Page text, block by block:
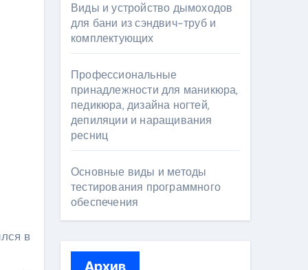
в
Виды и устройство дымоходов
для бани из сэндвич-труб и
комплектующих
Профессиональные
принадлежности для маникюра,
педикюра, дизайна ногтей,
депиляции и наращивания
ресниц
Основные виды и методы
тестирования программного
обеспечения
Архив